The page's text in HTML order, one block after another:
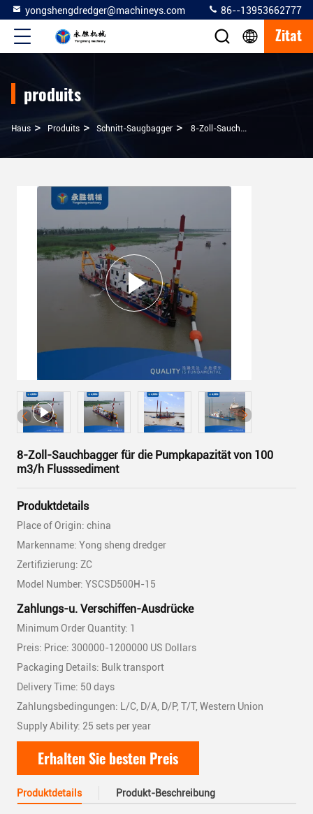
yongshengdredger@machineys.com 86--13953662777
Zitat
produits
Haus > Produits > Schnitt-Saugbagger > 8-Zoll-Sauchbagger Für Die Pumpkapazität Von 100 M3/h Flusssediment
8-Zoll-Sauchbagger für die Pumpkapazität von 100
m3/h Flusssediment
Produktdetails
Place of Origin: china
Markenname: Yong sheng dredger
Zertifizierung: ZC
Model Number: YSCSD500H-15
Zahlungs-u. Verschiffen-Ausdrücke
Minimum Order Quantity: 1
Preis: Price: 300000-1200000 US Dollars
Packaging Details: Bulk transport
Delivery Time: 50 days
Zahlungsbedingungen: L/C, D/A, D/P, T/T, Western Union
Supply Ability: 25 sets per year
Erhalten Sie besten Preis
Produktdetails Produkt-Beschreibung